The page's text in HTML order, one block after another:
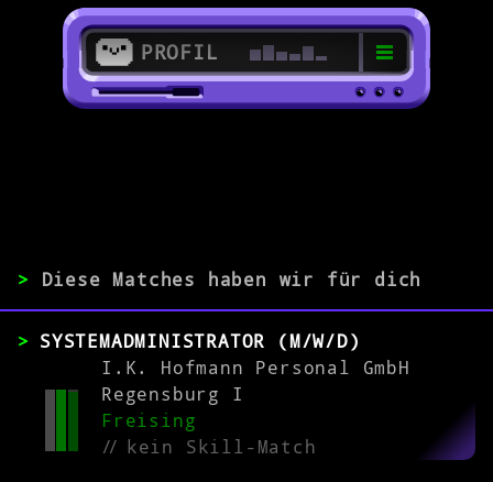
PROFIL
>
0-1 2-5 >5
> Diese Matches haben wir für dich
SYSTEMADMINISTRATOR (M/W/D)
I.K. Hofmann Personal GmbH
Regensburg I
Freising
//kein Skill-Match